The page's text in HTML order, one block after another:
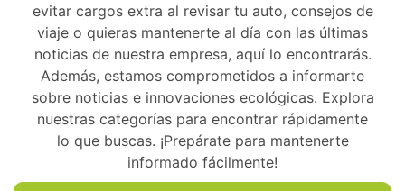
evitar cargos extra al revisar tu auto, consejos de
viaje o quieras mantenerte al día con las últimas
noticias de nuestra empresa, aquí lo encontrarás.
Además, estamos comprometidos a informarte
sobre noticias e innovaciones ecológicas. Explora
nuestras categorías para encontrar rápidamente
lo que buscas. ¡Prepárate para mantenerte
informado fácilmente!